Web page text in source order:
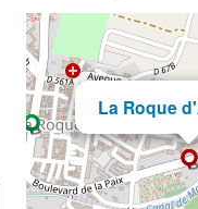
La Roque